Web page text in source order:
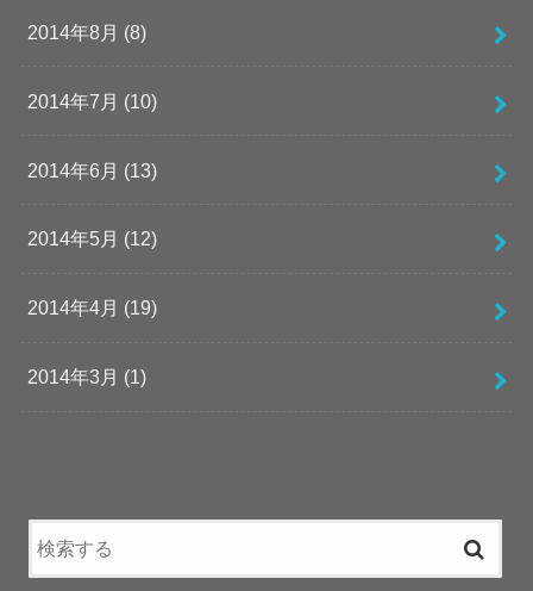
2014年8月 (8)
2014年7月 (10)
2014年6月 (13)
2014年5月 (12)
2014年4月 (19)
2014年3月 (1)